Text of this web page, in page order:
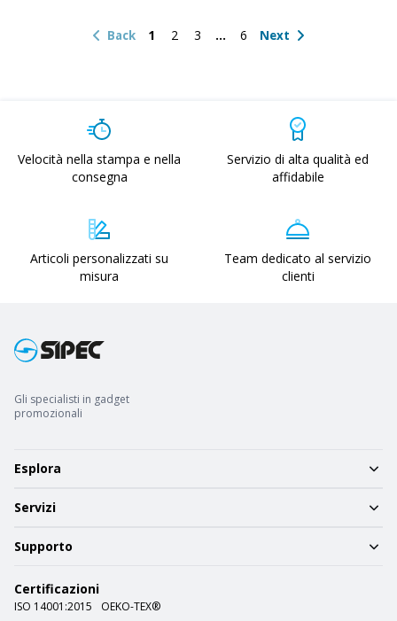
Back 1 2 3 6 Next
Velocità nella stampa e nella
consegna
Servizio di alta qualità ed
affidabile
Articoli personalizzati su
misura
Team dedicato al servizio
clienti
Gli specialisti in gadget
promozionali
Esplora
Servizi
Supporto
Certificazioni
ISO 14001:2015 OEKO-TEX®